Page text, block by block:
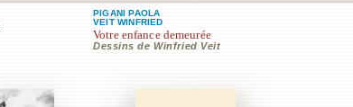
PIGANI PAOLA
VEIT WINFRIED
Votre enfance demeurée
Dessins de Winfried Veit